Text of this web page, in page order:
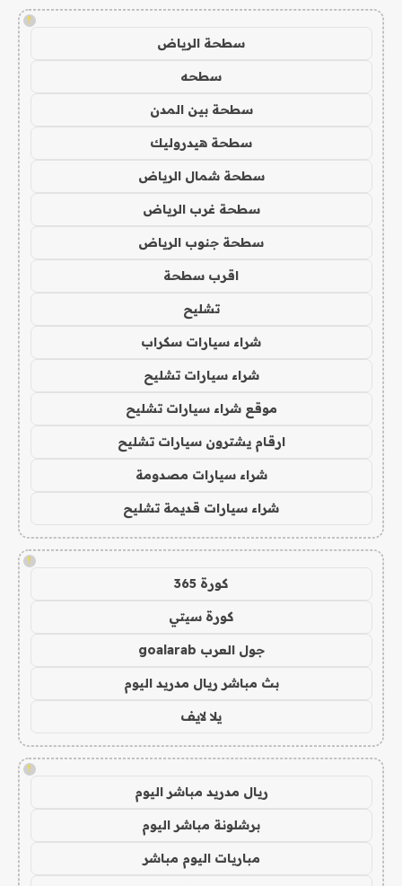
!
سطحة الرياض
سطحه
سطحة بين المدن
سطحة هيدروليك
سطحة شمال الرياض
سطحة غرب الرياض
سطحة جنوب الرياض
اقرب سطحة
تشليح
شراء سيارات سكراب
شراء سيارات تشليح
موقع شراء سيارات تشليح
ارقام يشترون سيارات تشليح
شراء سيارات مصدومة
شراء سيارات قديمة تشليح
!
كورة 365
كورة سيتي
جول العرب goalarab
بث مباشر ريال مدريد اليوم
يلا لايف
!
ريال مدريد مباشر اليوم
برشلونة مباشر اليوم
مباريات اليوم مباشر